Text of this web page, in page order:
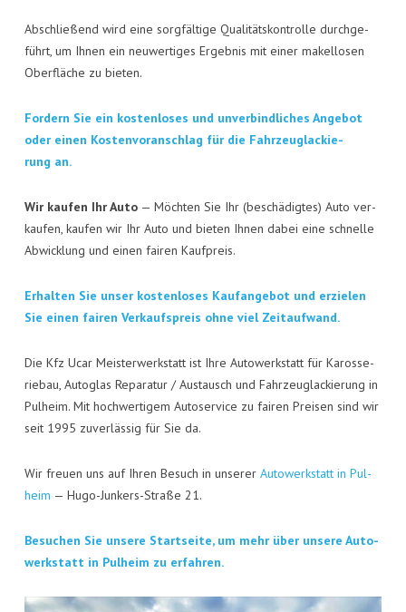
VISI­TEN­KAR­TE
Abschlie­ßend wird eine sorg­fäl­ti­ge Qua­li­täts­kon­trol­le durch­ge­
führt, um Ihnen ein neu­wer­ti­ges Ergeb­nis mit einer makel­lo­sen
Ober­flä­che zu bieten.
For­dern Sie ein kos­ten­lo­ses und unver­bind­li­ches Ange­bot
oder einen Kos­ten­vor­anschlag für die Fahr­zeug­la­ckie­
rung an.
Wir kau­fen Ihr Auto— Möch­ten Sie Ihr (beschä­dig­tes) Auto ver­
kau­fen, kau­fen wir Ihr Auto und bie­ten Ihnen dabei eine schnel­le
Abwick­lung und einen fai­ren Kaufpreis.
Erhal­ten Sie unser kos­ten­lo­ses Kauf­an­ge­bot und erzie­len
Sie einen fai­ren Ver­kaufs­preis ohne viel Zeitaufwand.
Die Kfz Ucar Meis­ter­werk­statt ist Ihre Auto­werk­statt für Karos­se­
rie­bau, Auto­glas Repa­ra­tur / Aus­tausch und Fahr­zeug­la­ckie­rung in
Pul­heim. Mit hoch­wer­ti­gem Auto­ser­vice zu fai­ren Prei­sen sind wir
seit 1995 zuver­läs­sig für Sie da.
Wir freu­en uns auf Ihren Besuch in unse­rer Auto­werk­statt in Pul­
heim — Hugo-Jun­kers-Stra­ße 21.
Besu­chen Sie unse­re Start­sei­te, um mehr über unse­re Auto­
werk­statt in Pul­heim zu erfahren.